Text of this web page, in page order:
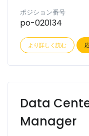
ポジション番号
po-020134
より詳しく読む
Data
Manager